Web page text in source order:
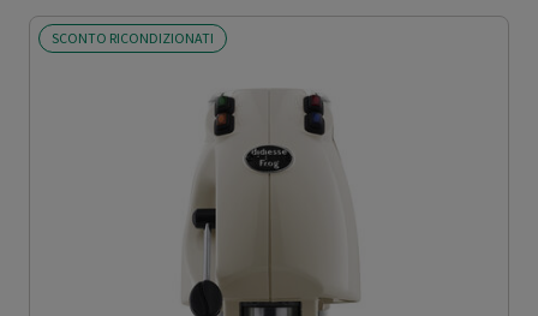
SCONTO RICONDIZIONATI